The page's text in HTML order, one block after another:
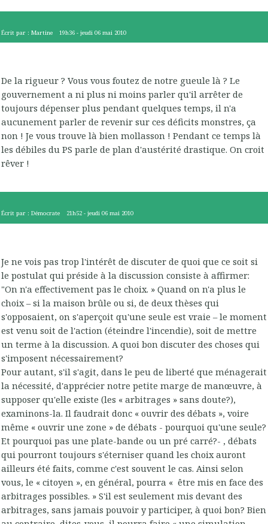
Écrit par : Martine 19h36 -jeudi 06 mai 2010
De la rigueur ? Vous vous foutez de notre gueule là ? Le
gouvernement a ni plus ni moins parler qu'il arrêter de
toujours dépenser plus pendant quelques temps, il n'a
aucunement parler de revenir sur ces déficits monstres, ça
non ! Je vous trouve là bien mollasson ! Pendant ce temps là
les débiles du PS parle de plan d'austérité drastique. On croit
rêver !
Écrit par : Démocrate 21h52 -jeudi 06 mai 2010
Je ne vois pas trop l'intérêt de discuter de quoi que ce soit si
le postulat qui préside à la discussion consiste à affirmer:
"On n'a effectivement pas le choix. » Quand on n'a plus le
choix – si la maison brûle ou si, de deux thèses qui
s'opposaient, on s'aperçoit qu'une seule est vraie – le moment
est venu soit de l'action (éteindre l'incendie), soit de mettre
un terme à la discussion. A quoi bon discuter des choses qui
s'imposent nécessairement?
Pour autant, s'il s'agit, dans le peu de liberté que ménagerait
la nécessité, d'apprécier notre petite marge de manœuvre, à
supposer qu'elle existe (les « arbitrages » sans doute?),
examinons-la. Il faudrait donc « ouvrir des débats », voire
même « ouvrir une zone » de débats - pourquoi qu'une seule?
Et pourquoi pas une plate-bande ou un pré carré?- , débats
qui pourront toujours s'éterniser quand les choix auront
ailleurs été faits, comme c'est souvent le cas. Ainsi selon
vous, le « citoyen », en général, pourra « être mis en face des
arbitrages possibles. » S'il est seulement mis devant des
arbitrages, sans jamais pouvoir y participer, à quoi bon? Bien